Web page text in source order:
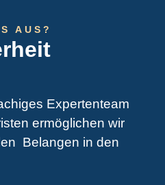
AUS?
Expertenteam
ermöglichen wir
Belangen in den